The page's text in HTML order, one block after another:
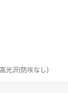
光沢(防埃なし)